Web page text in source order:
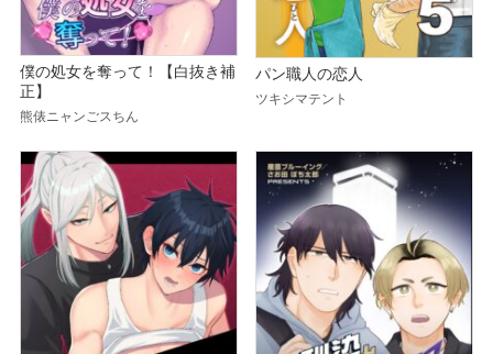
僕の処女を奪って！【白抜き補
正】
熊俵ニャンごスちん
パン職人の恋人
ツキシマテント